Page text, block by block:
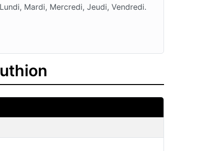
Mardi, Mercredi, Jeudi, Vendredi.